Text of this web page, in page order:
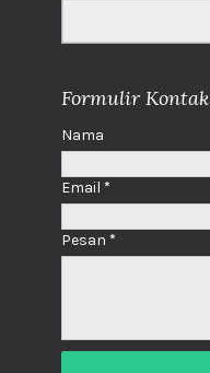
Formulir Kontak
Nama
Email *
Pesan *